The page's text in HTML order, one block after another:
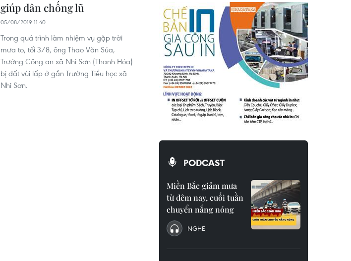
giúp dân chống lũ
05/08/2019 11:40
Trong quá trình làm nhiệm vụ gặp trời
mưa to, tối 3/8, ông Thao Văn Súa,
Trưởng Công an xã Nhi Sơn (Thanh Hóa)
bị đất vùi lấp ở gần Trường Tiểu học xã
Nhi Sơn.
PODCAST
Miền Bắc giảm mưa
từ đêm nay, cuối tuần
chuyển nắng nóng
NGHE